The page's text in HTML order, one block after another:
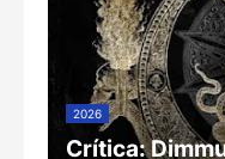
2026
Crítica: